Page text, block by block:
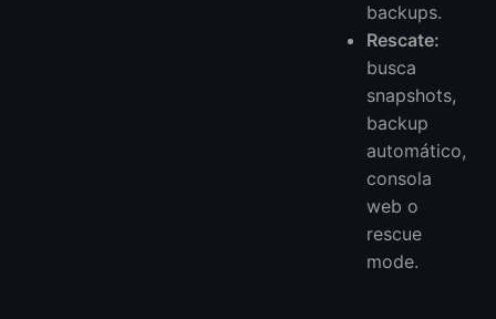
backups.
Rescate:
busca
snapshots,
backup
automático,
consola
web o
rescue
mode.